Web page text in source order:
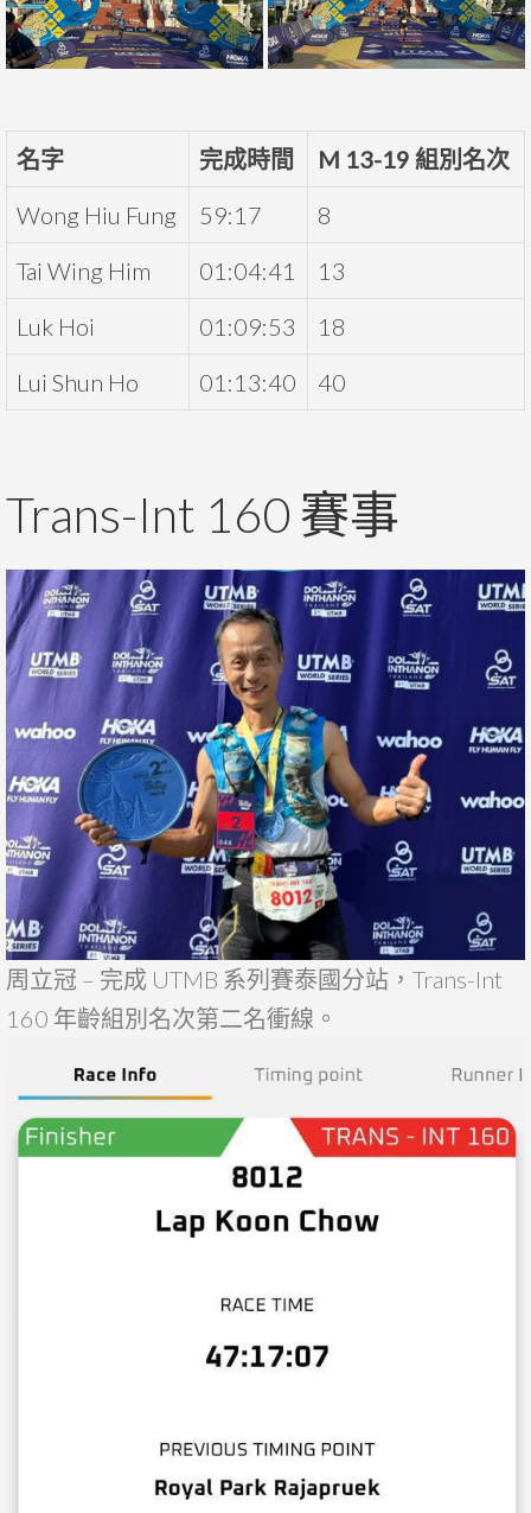
名字 完成時間
M 13-19 組別名次
Wong Hiu Fung
59:17
8
Tai Wing Him
01:04:41
13
Luk Hoi
01:09:53
18
Lui Shun Ho
01:13:40 40
Trans-Int 160 賽事
周立冠 – 完成 UTMB 系列賽泰國分站，Trans-Int
160 年齡組別名次第二名衝線。